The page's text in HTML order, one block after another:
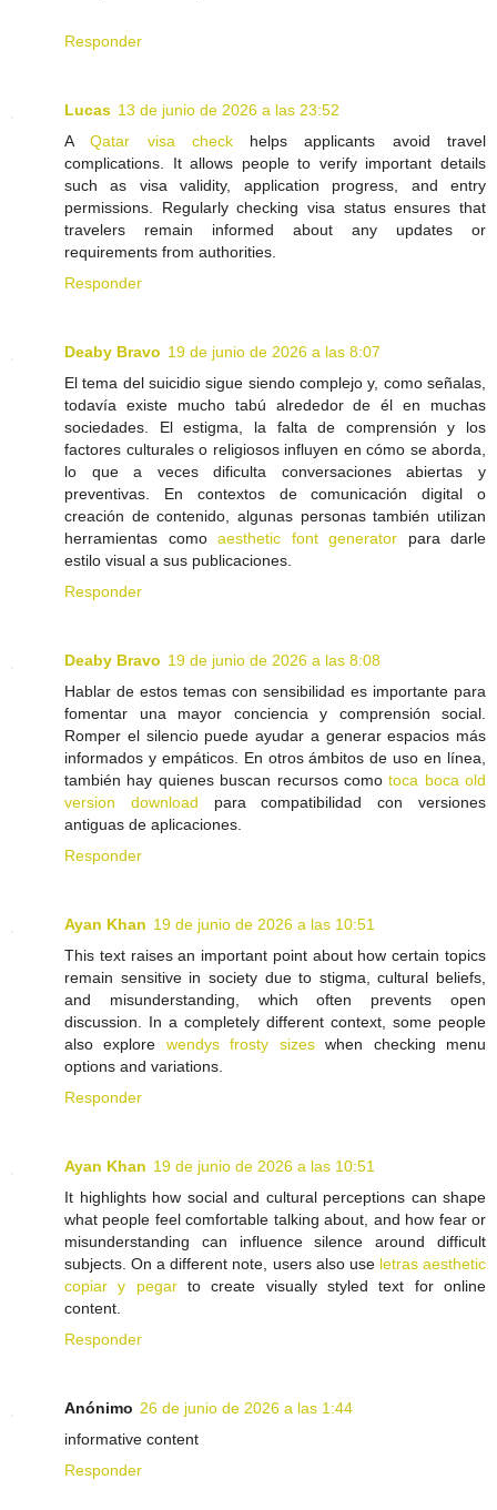
Responder
Lucas 13 de junio de 2026 a las 23:52
AQatar visa checkhelps applicants avoid travel
complications. It allows people to verify important details
such as visa validity, application progress, and entry
permissions. Regularly checking visa status ensures that
travelers remain informed about any updates or
requirements from authorities.
Responder
Deaby Bravo 19 de junio de 2026 a las 8:07
El tema del suicidio sigue siendo complejo y, como señalas,
todavía existe mucho tabú alrededor de él en muchas
sociedades. El estigma, la falta de comprensión y los
factores culturales o religiosos influyen en cómo se aborda,
lo que a veces dificulta conversaciones abiertas y
preventivas. En contextos de comunicación digital o
creación de contenido, algunas personas también utilizan
herramientas como aesthetic font generator para darle
estilo visual a sus publicaciones.
Responder
Deaby Bravo 19 de junio de 2026 a las 8:08
Hablar de estos temas con sensibilidad es importante para
fomentar una mayor conciencia y comprensión social.
Romper el silencio puede ayudar a generar espacios más
informados y empáticos. En otros ámbitos de uso en línea,
también hay quienes buscan recursos comotoca boca old
version download para compatibilidad con versiones
antiguas de aplicaciones.
Responder
Ayan Khan 19 de junio de 2026 a las 10:51
This text raises an important point about how certain topics
remain sensitive in society due to stigma, cultural beliefs,
and misunderstanding, which often prevents open
discussion. In a completely different context, some people
also explore wendys frosty sizeswhen checking menu
options and variations.
Responder
Ayan Khan 19 de junio de 2026 a las 10:51
It highlights how social and cultural perceptions can shape
what people feel comfortable talking about, and how fear or
misunderstanding can influence silence around difficult
subjects. On a different note, users also use letras aesthetic
copiar y pegarto create visually styled text for online
content.
Responder
Anónimo 26 de junio de 2026 a las 1:44
informative content
Responder